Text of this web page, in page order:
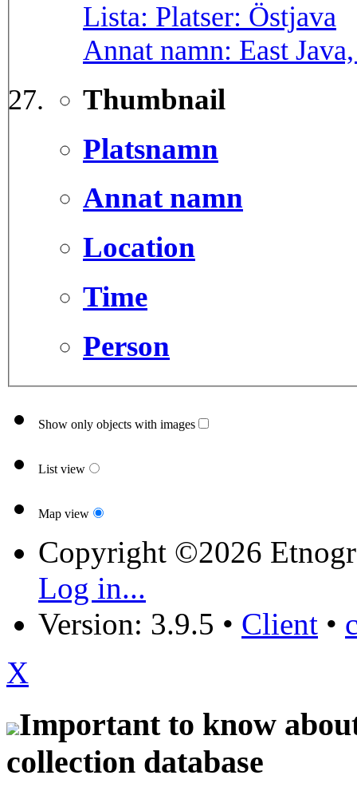
Lista: Platser: Östjava
Annat namn: East
Thumbnail
Platsnamn
Annat namn
Location
Time
Person
Show only objects with images
List view
Map view
Copyright ©2026
Log in...
Version: 3.9.5 • Client •
X
Important to know
collection database